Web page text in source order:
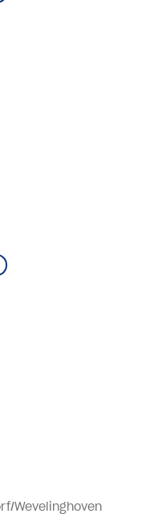
Wevelinghoven